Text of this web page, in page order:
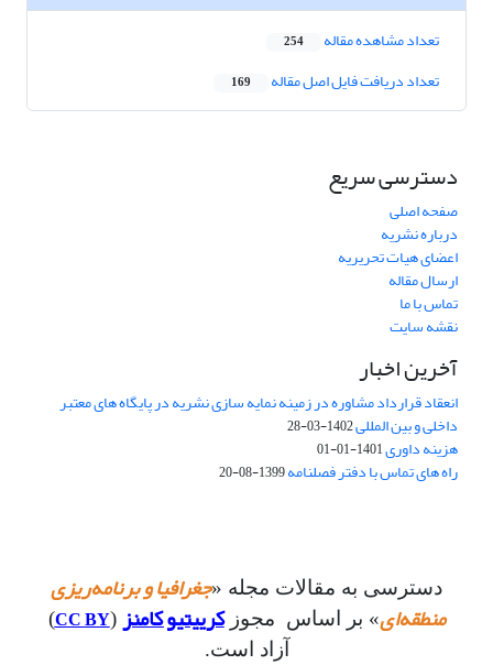
تعداد مشاهده مقاله 254
تعداد دریافت فایل اصل مقاله 169
دسترسی سریع
صفحه اصلی
درباره نشریه
اعضای هیات تحریریه
ارسال مقاله
تماس با ما
نقشه سایت
آخرین اخبار
انعقاد قرارداد مشاوره در زمینه نمایه سازی نشریه در پایگاه های معتبر
داخلی و بین المللی1402-03-28
هزینه داوری1401-01-01
راه های تماس با دفتر فصلنامه1399-08-20
دسترسی به مقالات مجله «جغرافیا و برنامه‌ریزی
منطقه‌ای» بر اساس مجوزکرییتیو کامنز (
CC BY
)
آزاد است.